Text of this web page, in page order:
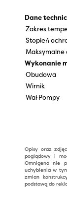
Dane
Zakres
Stopień
Maksymalne
Wykonanie
Obudowa
Wirnik
Wał Pompy
Opisy oraz
poglądowy i
Omnigena nie
uchybienia w
zmian
podstawą do